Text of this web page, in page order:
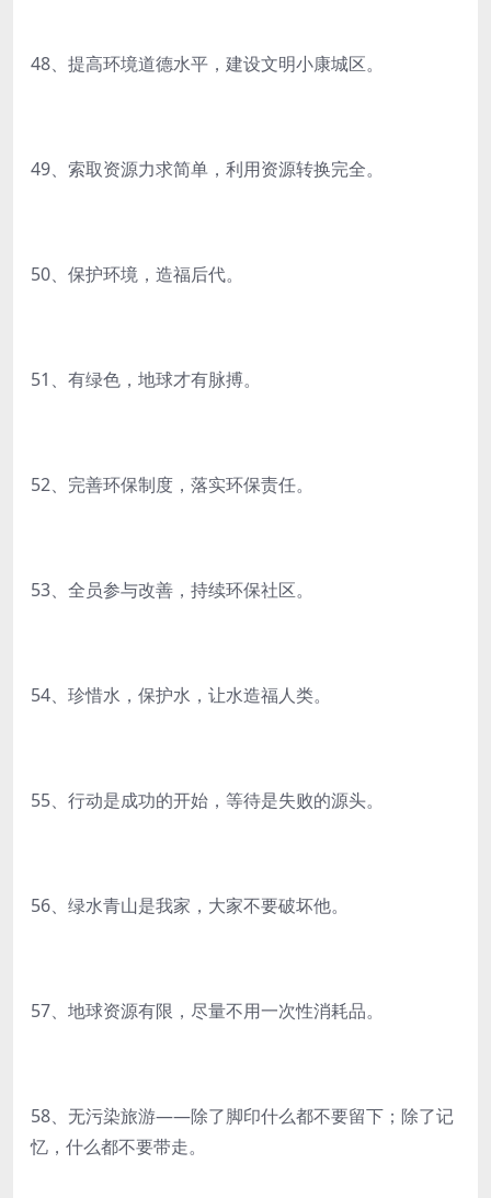
48、提高环境道德水平，建设文明小康城区。
49、索取资源力求简单，利用资源转换完全。
50、保护环境，造福后代。
51、有绿色，地球才有脉搏。
52、完善环保制度，落实环保责任。
53、全员参与改善，持续环保社区。
54、珍惜水，保护水，让水造福人类。
55、行动是成功的开始，等待是失败的源头。
56、绿水青山是我家，大家不要破坏他。
57、地球资源有限，尽量不用一次性消耗品。
58、无污染旅游——除了脚印什么都不要留下；除了记
忆，什么都不要带走。